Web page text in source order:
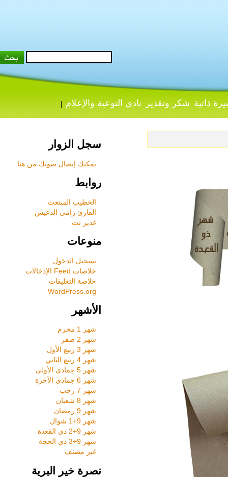
شكر وتقدير نادي التوعية والإعلام|
سجل الزوار
يمكنك إيصال صوتك من هنا
روابط
الخطيب المبتعث
القارئ رامي الدعيس
غدير نت
منوعات
تسجيل الدخول
خلاصات Feed الإدخالات
خلاصة التعليقات
WordPress.org
الأشهر
شهر 1 محرم
شهر 2 صفر
شهر 3 ربيع الأول
شهر 4 ربيع الثاني
شهر 5 جمادى الأولى
شهر 6 جمادى الآخرة
شهر 7 رجب
شهر 8 شعبان
شهر 9 رمضان
شهر 9+1 شوال
شهر 9+2 ذي القعدة
شهر 9+3 ذي الحجة
غير مصنف
نصرة خير البرية